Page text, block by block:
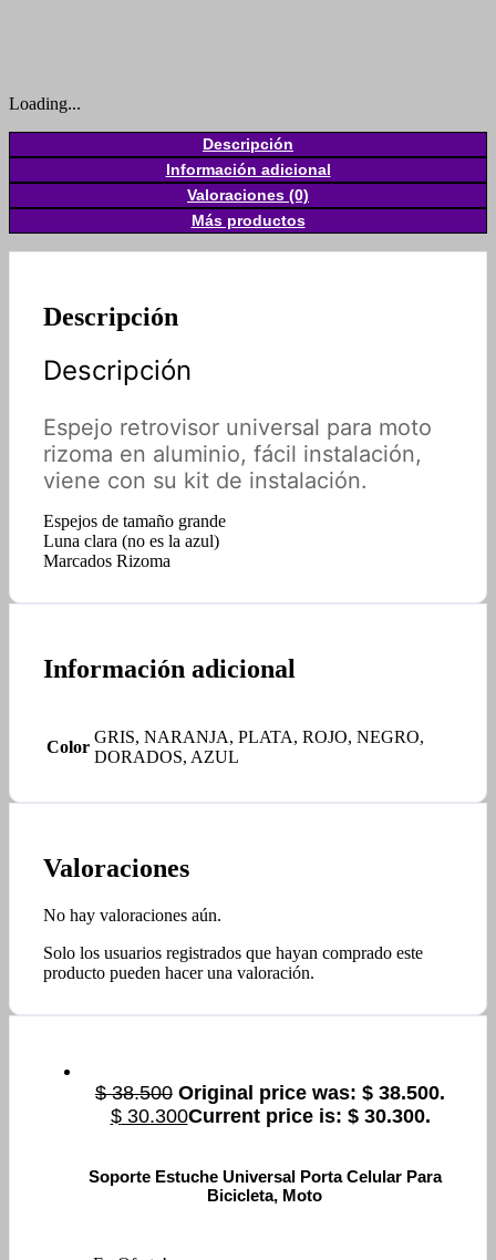
Loading...
Descripción
Información adicional
Valoraciones (0)
Más productos
Descripción
Descripción
Espejo retrovisor universal para moto
rizoma en aluminio, fácil instalación,
viene con su kit de instalación.
Espejos de tamaño grande
Luna clara (no es la azul)
Marcados Rizoma
Información adicional
Color
GRIS, NARANJA, PLATA, ROJO, NEGRO,
DORADOS, AZUL
Valoraciones
No hay valoraciones aún.
Solo los usuarios registrados que hayan comprado este
producto pueden hacer una valoración.
$38.500 Original price was: $ 38.500.
$30.300Current price is: $ 30.300.
Soporte Estuche Universal Porta Celular Para
Bicicleta, Moto